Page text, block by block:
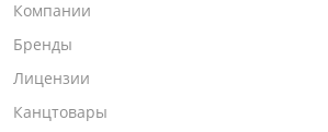
Компании
Бренды
Лицензии
Канцтовары